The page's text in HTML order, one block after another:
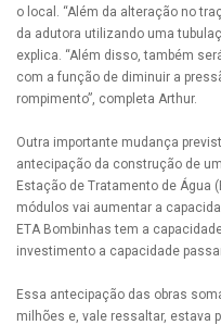
o local. “Além da alteração no
da adutora utilizando uma
explica. “Além disso, também
com a função de diminuir a
rompimento”, completa Arthur.
Outra importante mudança
antecipação da construção de
Estação de Tratamento de Água
módulos vai aumentar a
ETA Bombinhas tem a
investimento a capacidade
Essa antecipação das obras
milhões e, vale ressaltar, estava